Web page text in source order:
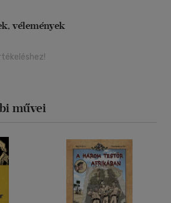
vélemények
művei